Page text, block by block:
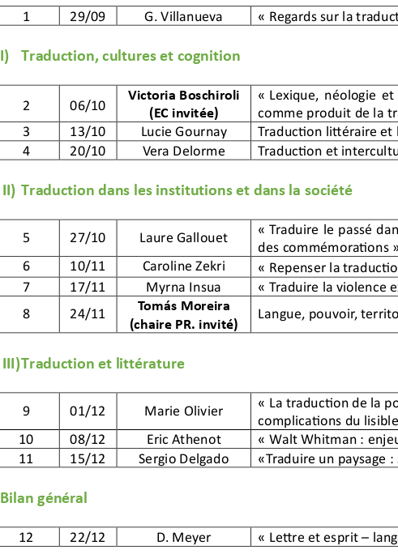
1 29/09 G. Villanueva « Regards sur la
I) Traduction, cultures et cognition
2 06/10
Victoria Boschiroli
(EC invitée)
« Lexique, néologie et
comme produit de la
3
13/10 Lucie Gournay Traduction littéraire et
4
20/10 Vera Delorme Traduction et
II) Traduction dans les institutions et dans la société
5 27/10 Laure Gallouet « Traduire le passé
des commémorations
6
10/11 Caroline Zekri « Repenser la
7
17/11 Myrna Insua « Traduire la violence
8
24/11
Tomás Moreira
(chaire PR. invité)
Langue, pouvoir,
III)Traduction et littérature
9 01/12 Marie Olivier
« La traduction de la
complications du
10
08/12 Eric Athenot « Walt Whitman :
11
15/12 Sergio Delgado «Traduire un paysage :
Bilan général
12 22/12 D. Meyer « Lettre et esprit –